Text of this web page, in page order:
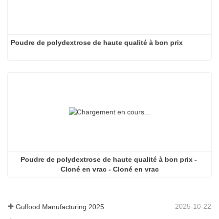
✅Anti-obésité. Des études ont montré que l'allulose a le
Poudre de polydextrose de haute qualité à bon prix
Poudre de polydextrose de haute qualité à bon prix -
Cloné en vrac - Cloné en vrac
Gulfood Manufacturing 2025 2025-10-22